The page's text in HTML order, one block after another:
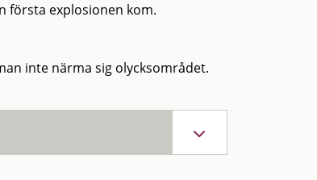
första explosionen kom.
inte närma sig olycksområdet.